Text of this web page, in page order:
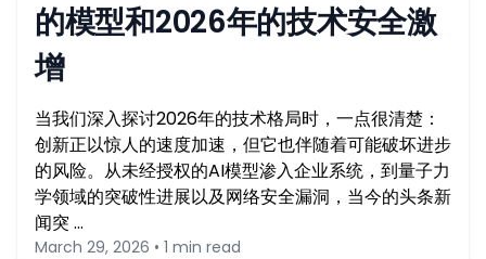
的模型和2026年的技术安全激
增
当我们深入探讨2026年的技术格局时，一点很清楚：
创新正以惊人的速度加速，但它也伴随着可能破坏进步
的风险。从未经授权的AI模型渗入企业系统，到量子力
学领域的突破性进展以及网络安全漏洞，当今的头条新
闻突 …
March 29, 2026 • 1 min read